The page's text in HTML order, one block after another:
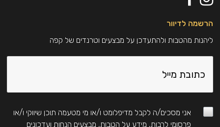
הרשמה לדיוור
ליהנות מהטבות ולהתעדכן על מבצעים וטרנדים של קפה
אני מסכים/ה לקבל מדיפלומט ו/או מי מטעמה תוכן שיווקי ו/או
פרסומי לרבות, מידע על הטבות, מבצעים הנחות ועדכונים